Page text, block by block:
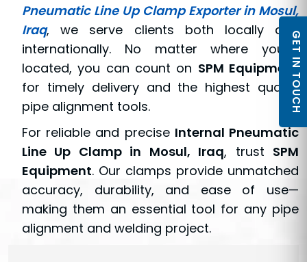
Pneumatic Line Up Clamp Exporter in Mosul,
Iraq, we serve clients both locally and
internationally. No matter where you're
located, you can count on SPM Equipment
for timely delivery and the highest quality
pipe alignment tools.
For reliable and precise Internal Pneumatic
Line Up Clamp in Mosul, Iraq, trust SPM
Equipment. Our clamps provide unmatched
accuracy, durability, and ease of use—
making them an essential tool for any pipe
alignment and welding project.
GET IN TOUCH